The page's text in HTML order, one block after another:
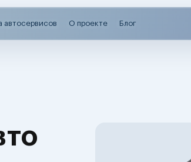
автосервисов О проекте Блог